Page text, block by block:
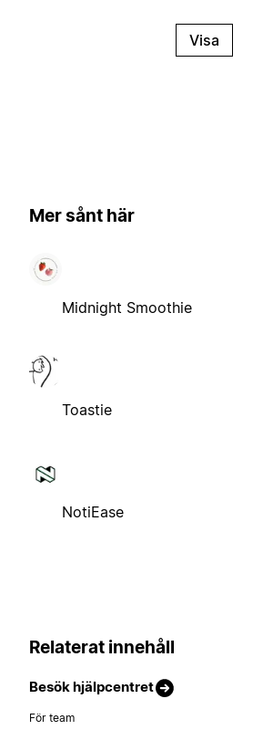
Visa
Mer sånt här
Midnight Smoothie
Toastie
NotiEase
Relaterat innehåll
Besök hjälpcentret
För team